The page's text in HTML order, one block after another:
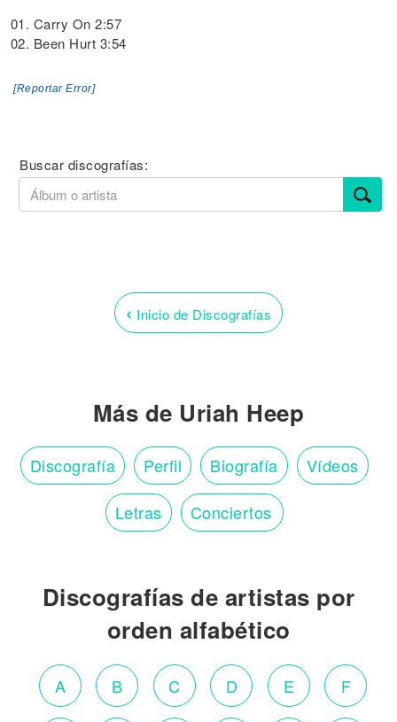
01. Carry On 2:57
02. Been Hurt 3:54
[Reportar Error]
Buscar discografías:
‹ Inicio de Discografías
Más de Uriah Heep
Discografía Perfil Biografía Vídeos
Letras Conciertos
Discografías de artistas por
orden alfabético
A B C D E F